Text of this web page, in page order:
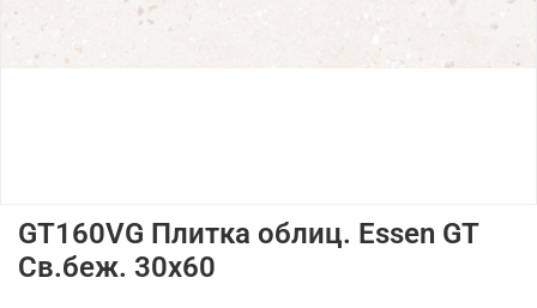
GT160VG Плитка облиц. Essen GT
Св.беж. 30x60